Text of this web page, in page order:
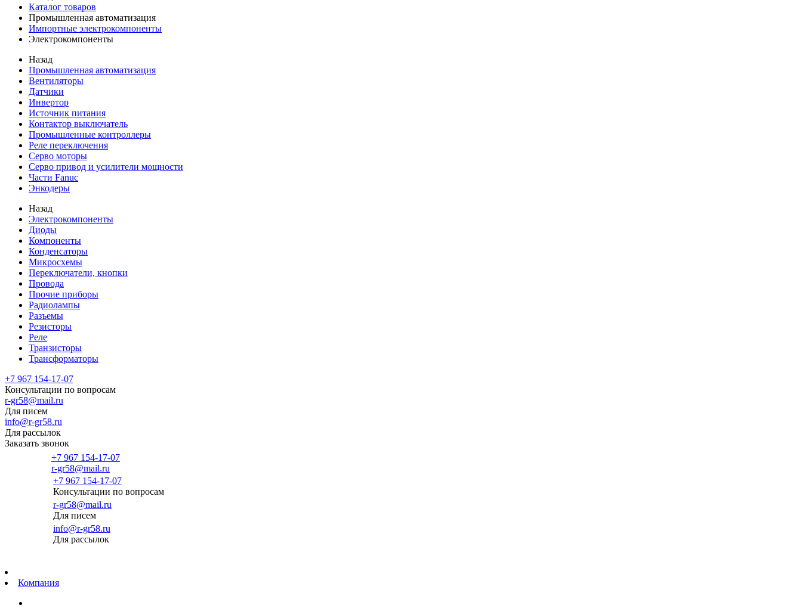
Каталог товаров
Промышленная автоматизация
Импортные электрокомпоненты
Электрокомпоненты
Назад
Промышленная автоматизация
Вентиляторы
Датчики
Инвертор
Источник питания
Контактор выключатель
Промышленные контроллеры
Реле переключения
Серво моторы
Серво привод и усилители мощности
Части Fanuc
Энкодеры
Назад
Электрокомпоненты
Диоды
Компоненты
Конденсаторы
Микросхемы
Переключатели, кнопки
Провода
Прочие приборы
Радиолампы
Разъемы
Резисторы
Реле
Транзисторы
Трансформаторы
+7 967 154-17-07
Консультации по вопросам
r-gr58@mail.ru
Для писем
info@r-gr58.ru
Для рассылок
Заказать звонок
+7 967 154-17-07
r-gr58@mail.ru
+7 967 154-17-07
Консультации по вопросам
r-gr58@mail.ru
Для писем
info@r-gr58.ru
Для рассылок
Компания